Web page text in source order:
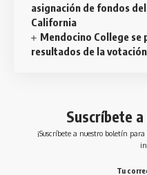
asignación de fondos
California
Mendocino College se
resultados de la
Suscríbete
¡Suscríbete a nuestro boletín
Tu